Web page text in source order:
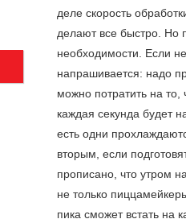
деле скорость
делают все быстро. Но
необходимости. Если
напрашивается: надо
можно потратить на то,
каждая секунда будет
есть одни
вторым, если
прописано, что утром
не только
пика сможет встать на